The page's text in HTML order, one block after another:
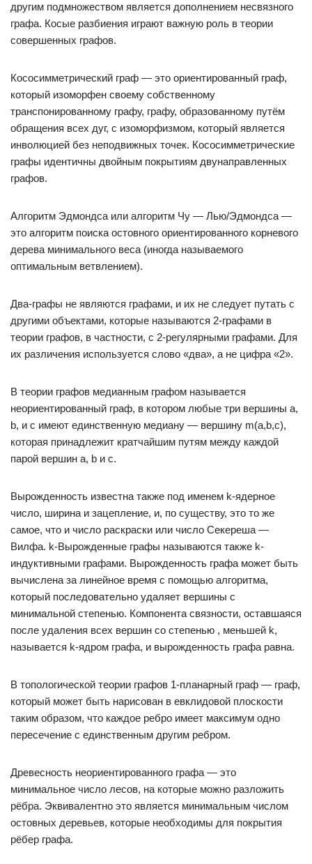
другим подмножеством является дополнением несвязного
графа. Косые разбиения играют важную роль в теории
совершенных графов.
Кососимметрический граф — это ориентированный граф,
который изоморфен своему собственному
транспонированному графу, графу, образованному путём
обращения всех дуг, с изоморфизмом, который является
инволюцией без неподвижных точек. Кососимметрические
графы идентичны двойным покрытиям двунаправленных
графов.
Алгоритм Эдмондса или алгоритм Чу — Лью/Эдмондса —
это алгоритм поиска остовного ориентированного корневого
дерева минимального веса (иногда называемого
оптимальным ветвлением).
Два-графы не являются графами, и их не следует путать с
другими объектами, которые называются 2-графами в
теории графов, в частности, с 2-регулярными графами. Для
их различения используется слово «два», а не цифра «2».
В теории графов медианным графом называется
неориентированный граф, в котором любые три вершины a,
b, и c имеют единственную медиану — вершину m(a,b,c),
которая принадлежит кратчайшим путям между каждой
парой вершин a, b и c.
Вырожденность известна также под именем k-ядерное
число, ширина и зацепление, и, по существу, это то же
самое, что и число раскраски или число Секереша —
Вилфа. k-Вырожденные графы называются также k-
индуктивными графами. Вырожденность графа может быть
вычислена за линейное время с помощью алгоритма,
который последовательно удаляет вершины с
минимальной степенью. Компонента связности, оставшаяся
после удаления всех вершин со степенью , меньшей k,
называется k-ядром графа, и вырожденность графа равна.
В топологической теории графов 1-планарный граф — граф,
который может быть нарисован в евклидовой плоскости
таким образом, что каждое ребро имеет максимум одно
пересечение с единственным другим ребром.
Древесность неориентированного графа — это
минимальное число лесов, на которые можно разложить
рёбра. Эквивалентно это является минимальным числом
остовных деревьев, которые необходимы для покрытия
рёбер графа.